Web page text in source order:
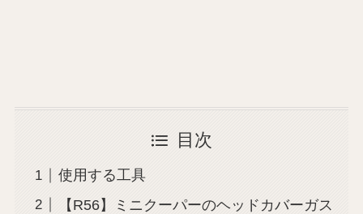
目次
使用する工具
【R56】ミニクーパーのヘッドカバーガス